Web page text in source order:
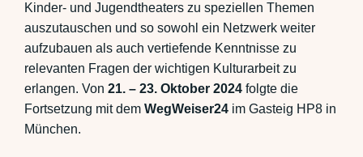
Kinder- und Jugendtheaters zu speziellen Themen
auszutauschen und so sowohl ein Netzwerk weiter
aufzubauen als auch vertiefende Kenntnisse zu
relevanten Fragen der wichtigen Kulturarbeit zu
erlangen. Von 21. – 23. Oktober 2024 folgte die
Fortsetzung mit dem WegWeiser24 im Gasteig HP8 in
München.